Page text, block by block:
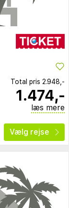
Total pris 2.948,-
1.474,-
læs mere
Vælg rejse